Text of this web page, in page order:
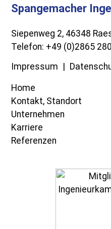
Spangemacher
Siepenweg 2, 46348
Telefon: +49 (0)2865 280
Impressum
Home
Kontakt, Standort
Unternehmen
Karriere
Referenzen